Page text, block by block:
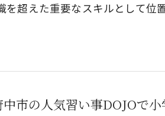
を超えた重要なスキルとして位
市の人気習い事DOJOで